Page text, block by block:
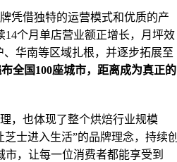
凭借独特的运营模式和优质的产
个月单店营业额正增长，月坪效
华南等区域扎根，并逐步拓展至
全国100座城市，距离成为真正的
，也体现了整个烘焙行业规模
士进入生活”的品牌理念，持续创
，让每一位消费者都能享受到